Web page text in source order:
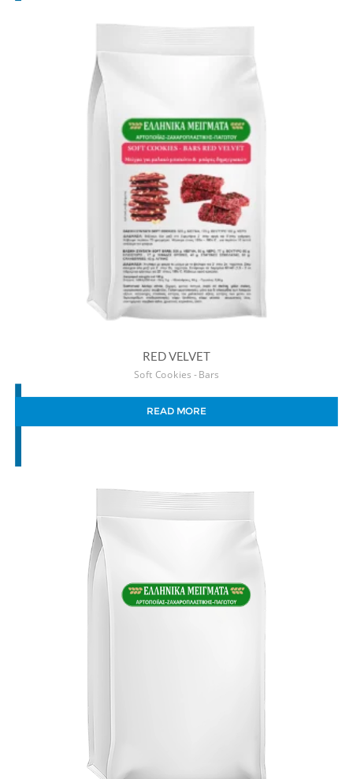
RED VELVET
Soft Cookies - Bars
READ MORE